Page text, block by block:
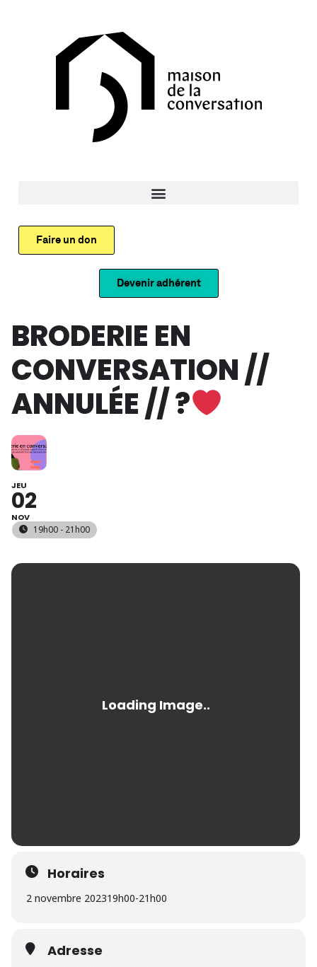
Faire un don
Devenir adhérent
BRODERIE EN
CONVERSATION //
ANNULÉE // ?
JEU
02
NOV
19h00 - 21h00
Horaires
2 novembre 202319h00-21h00
Adresse